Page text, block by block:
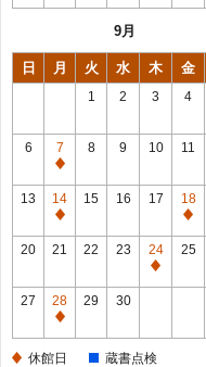
9月
日 月 火 水 木 金
1 2 3 4
6
7
休
館
日
8 9 10 11
13
14
休
館
15 16 17
18
休
館
20 21 22 23
24
休
25
27
28
休
29 30
休館日
蔵書点検